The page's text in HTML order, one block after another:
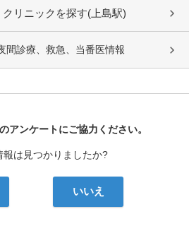
リニックを探す(上島駅)
間診療、救急、当番医情報
び
アンケートにご協力ください。
報は見つかりましたか?
いいえ